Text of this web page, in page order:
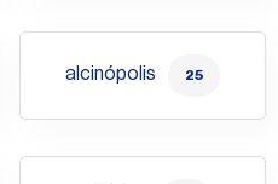
alcinópolis 25